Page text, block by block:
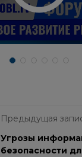
Предыдущая
Угрозы
безопасности